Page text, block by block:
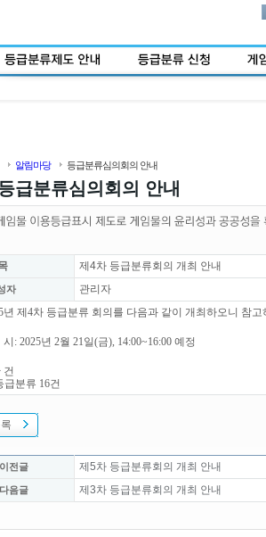
알림마당 등급분류심의회의 안내
급분류심의회의 안내
제4차 등급분류회의 개최 안내
자 관리자
년 제4차 등급분류 회의를 다음과 같이 개최하오니 참고
시: 2025년 2월 21일(금), 14:00~16:00 예정
건
분류 16건
전글 제5차 등급분류회의 개최 안내
음글 제3차 등급분류회의 개최 안내